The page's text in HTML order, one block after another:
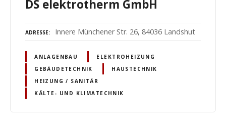
DS elektrotherm GmbH
ADRESSE Innere Münchener Str. 26, 84036 Landshut
ANLAGENBAU
ELEKTROHEIZUNG
GEBÄUDETECHNIK
HAUSTECHNIK
HEIZUNG / SANITÄR
KÄLTE- UND KLIMATECHNIK